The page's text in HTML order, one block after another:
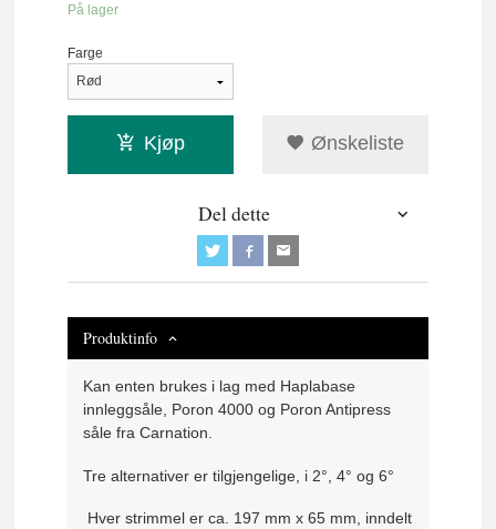
På lager
Farge
Kjøp Ønskeliste
Del dette
Produktinfo
Kan enten brukes i lag med Haplabase
innleggsåle, Poron 4000 og Poron Antipress
såle fra Carnation.
Tre alternativer er tilgjengelige, i 2°, 4° og 6°
Hver strimmel er ca. 197 mm x 65 mm, inndelt